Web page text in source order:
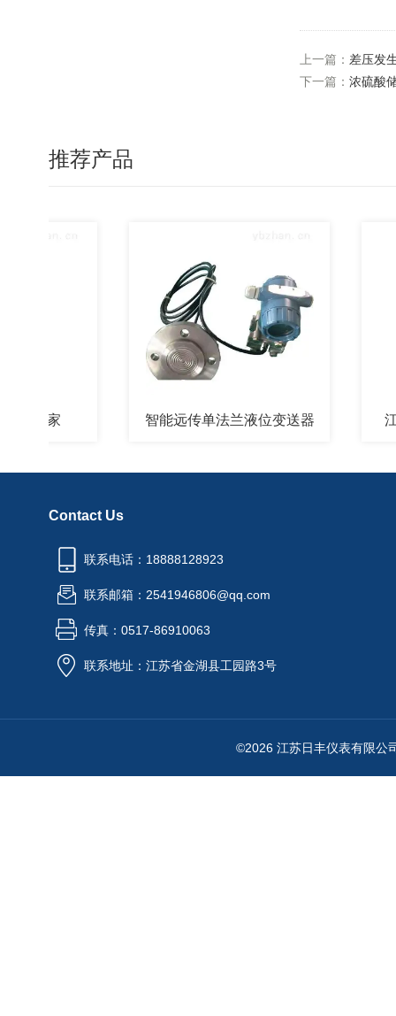
上一篇： 差压发
下一篇： 浓硫酸
推荐产品
智能远传单法兰液位变送器 江苏
Contact Us
联系电话：18888128923
联系邮箱：2541946806@qq.com
传真：0517-86910063
联系地址：江苏省金湖县工园路3号
©2026 江苏日丰仪表有限公